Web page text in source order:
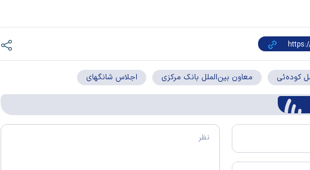
کوده‌ئی معاون بین‌الملل بانک مرکزی اجلاس شانگهای